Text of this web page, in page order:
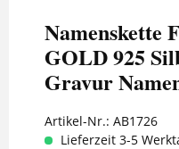
Namenskette
GOLD 925
Gravur
Artikel-Nr.: AB1726
Lieferzeit 3-5